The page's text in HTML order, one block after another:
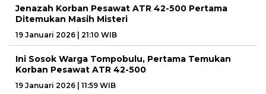
Jenazah Korban Pesawat ATR 42-500 Pertama
Ditemukan Masih Misteri
19 Januari 2026 | 21:10 WIB
Ini Sosok Warga Tompobulu, Pertama Temukan
Korban Pesawat ATR 42-500
19 Januari 2026 | 11:59 WIB